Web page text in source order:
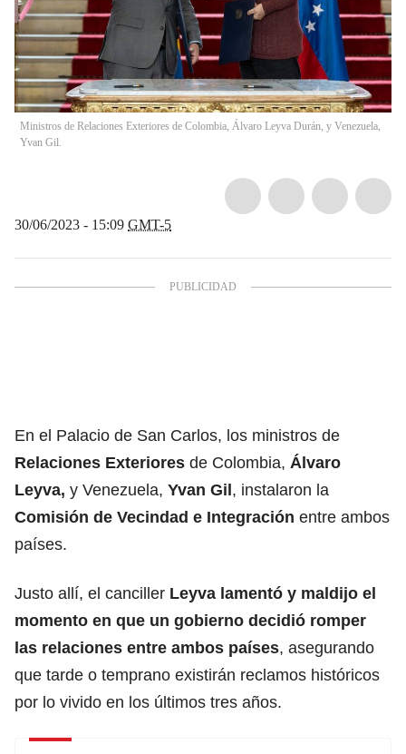
Ministros de Relaciones Exteriores de Colombia, Álvaro Leyva Durán, y Venezuela,
Yvan Gil.
30/06/2023 - 15:09 GMT-5
En el Palacio de San Carlos, los ministros de
Relaciones Exteriores de Colombia, Álvaro
Leyva, y Venezuela, Yvan Gil, instalaron la
Comisión de Vecindad e Integración entre ambos
países.
Justo allí, el canciller Leyva lamentó y maldijo el
momento en que un gobierno decidió romper
las relaciones entre ambos países, asegurando
que tarde o temprano existirán reclamos históricos
por lo vivido en los últimos tres años.